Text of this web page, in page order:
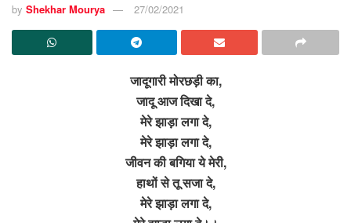
by Shekhar Mourya 27/02/2021
जादूगारी मोरछड़ी का,
जादू आज दिखा दे,
मेरे झाड़ा लगा दे,
मेरे झाड़ा लगा दे,
जीवन की बगिया ये मेरी,
हाथों से तू सजा दे,
मेरे झाड़ा लगा दे,